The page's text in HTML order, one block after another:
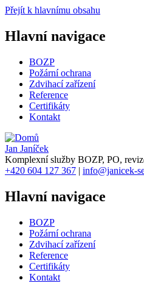
Přejít k hlavnímu obsahu
Hlavní navigace
BOZP
Požární ochrana
Zdvihací zařízení
Reference
Certifikáty
Kontakt
Jan Janíček
Komplexní služby BOZP, PO,
+420 604 127 367 | info@janicek-
Hlavní navigace
BOZP
Požární ochrana
Zdvihací zařízení
Reference
Certifikáty
Kontakt